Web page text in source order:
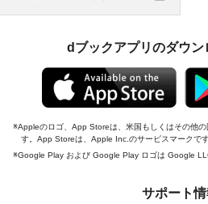
dブックアプリのダウン
Appleのロゴ、App Storeは、米国もしくはその他
す。App Storeは、Apple Inc.のサービスマークです
Google Play および Google Play ロゴは Google
サポート情